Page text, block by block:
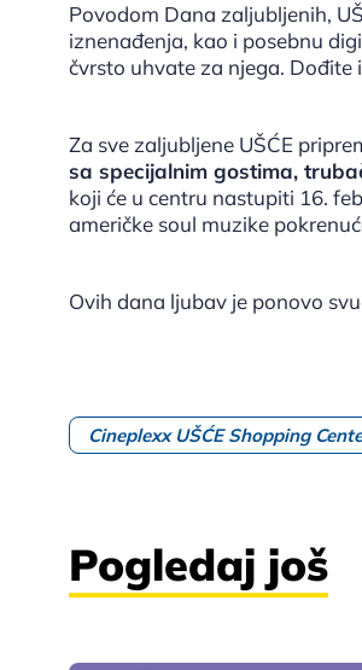
Povodom Dana zaljubljenih,
iznenađenja, kao i posebnu
čvrsto uhvate za njega. Dođite
Za sve zaljubljene UŠĆE
sa specijalnim gostima,
koji će u centru nastupiti 16.
američke soul muzike
Ovih dana ljubav je ponovo
Cineplexx UŠĆE Shopping
Pogledaj još